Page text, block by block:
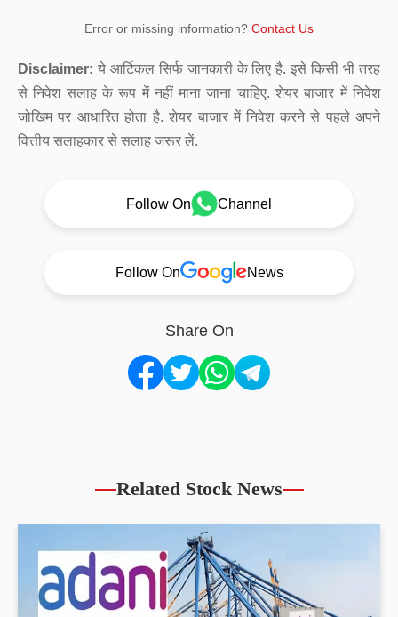
Error or missing information? Contact Us
Disclaimer: ये आर्टिकल सिर्फ जानकारी के लिए है. इसे किसी भी तरह
से निवेश सलाह के रूप में नहीं माना जाना चाहिए. शेयर बाजार में निवेश
जोखिम पर आधारित होता है. शेयर बाजार में निवेश करने से पहले अपने
वित्तीय सलाहकार से सलाह जरूर लें.
Follow On Channel
Follow On News
Share On
Related Stock News